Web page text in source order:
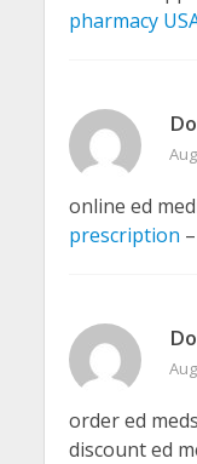
pharmacy
online ed
prescription
order ed
discount ed